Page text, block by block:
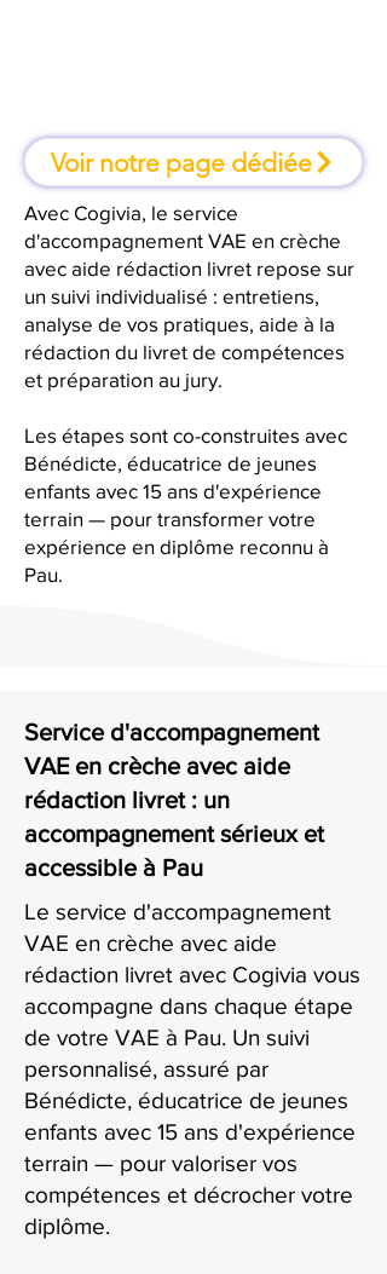
Voir notre page dédiée
Avec Cogivia, le service
d'accompagnement VAE en crèche
avec aide rédaction livret repose sur
un suivi individualisé : entretiens,
analyse de vos pratiques, aide à la
rédaction du livret de compétences
et préparation au jury.
Les étapes sont co-construites avec
Bénédicte, éducatrice de jeunes
enfants avec 15 ans d'expérience
terrain — pour transformer votre
expérience en diplôme reconnu à
Pau.
Service d'accompagnement
VAE en crèche avec aide
rédaction livret : un
accompagnement sérieux et
accessible à Pau
Le service d'accompagnement
VAE en crèche avec aide
rédaction livret avec Cogivia vous
accompagne dans chaque étape
de votre VAE à Pau. Un suivi
personnalisé, assuré par
Bénédicte, éducatrice de jeunes
enfants avec 15 ans d'expérience
terrain — pour valoriser vos
compétences et décrocher votre
diplôme.